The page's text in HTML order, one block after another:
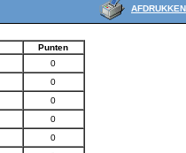
AFDRUKKEN
Punten
0
0
0
0
0